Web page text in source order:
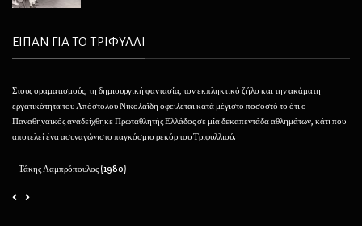
ΕΙΠΑΝ ΓΙΑ ΤΟ ΤΡΙΦΥΛΛΙ
Στους οραματισμούς, τη δημιουργική φαντασία, τον εκπληκτικό ζήλο και την ακάματη
εργατικότητα του Απόστολου Νικολαΐδη οφείλεται κατά μέγιστο ποσοστό το ότι ο
Παναθηναϊκός αναδείχθηκε Πρωταθλητής Ελλάδος σε μία δεκαπεντάδα αθλημάτων, κάτι που
αποτελεί ένα ασυναγώνιστο παγκόσμιο ρεκόρ του Τριφυλλιού.
– Τάκης Λαμπρόπουλος (1980)